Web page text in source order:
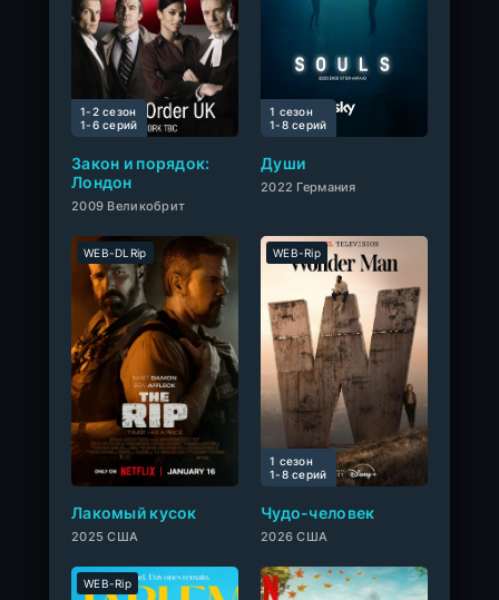
Закон и порядок:
Лондон
2009 Великобрит
1-2 сезон
1-6 cерий
Души
2022 Германия
1 сезон
1-8 cерий
0
Лакомый кусок
2025 США
WEB-DLRip
Чудо-человек
2026 США
WEB-Rip
1 сезон
1-8 cерий
0
WEB-Rip